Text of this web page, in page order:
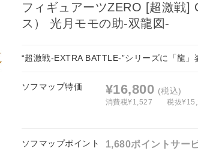
フィギュアーツZERO [超激戦]
ス） 光月モモの助-双龍図-
“超激戦-EXTRA BATTLE-”シリーズに「龍」
ソフマップ特価 ¥16,800 (税込)
消費税¥1,527 税抜
ソフマップポイント 1,680ポイントサー